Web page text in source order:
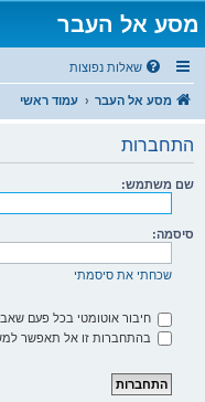
מסע אל העבר
שאלות נפוצות
מסע אל העבר עמוד ראשי
התחברות
שם משתמש:
סיסמה:
שכחתי את סיסמתי
חיבור אוטומטי בכל פעם
בהתחברות זו אל תאפשר